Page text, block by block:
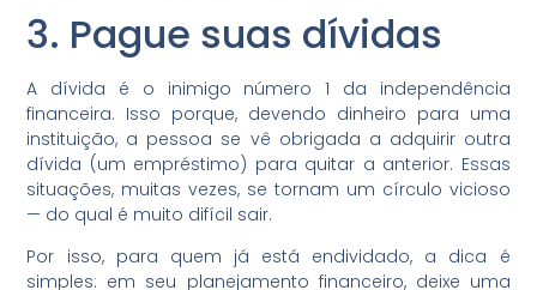
3. Pague suas dívidas
A dívida é o inimigo número 1 da independência
financeira. Isso porque, devendo dinheiro para uma
instituição, a pessoa se vê obrigada a adquirir outra
dívida (um empréstimo) para quitar a anterior. Essas
situações, muitas vezes, se tornam um círculo vicioso
— do qual é muito difícil sair.
Por isso, para quem já está endividado, a dica é
simples: em seu planejamento financeiro, deixe uma